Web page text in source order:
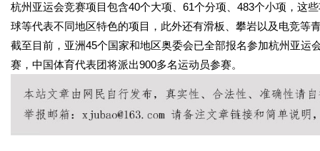
杭州亚运会竞赛项目包含40个大项、61个分项、483个小项，这
球等代表不同地区特色的项目，此外还有滑板、攀岩以及电竞等
截至目前，亚洲45个国家和地区奥委会已全部报名参加杭州亚
赛，中国体育代表团将派出900多名运动员参赛。